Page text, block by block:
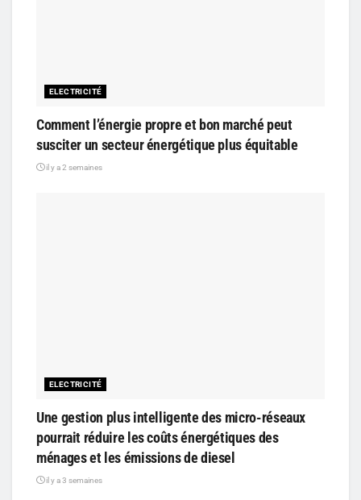
ELECTRICITÉ
Comment l’énergie propre et bon marché peut
susciter un secteur énergétique plus équitable
il y a 2 semaines
ELECTRICITÉ
Une gestion plus intelligente des micro-réseaux
pourrait réduire les coûts énergétiques des
ménages et les émissions de diesel
il y a 3 semaines